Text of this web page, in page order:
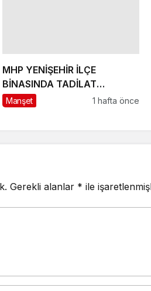
MHP YENİŞEHİR İLÇE
BİNASINDA TADİLAT
BAŞLADI
Manşet 1 hafta önce
Gerekli alanlar * ile